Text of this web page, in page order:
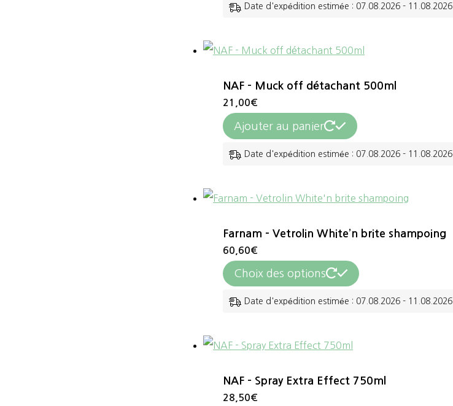
Date d'expédition estimée : 07.08.2026 - 11.08.2026
NAF – Muck off détachant 500ml
21,00€
Ajouter au panier
Date d'expédition estimée : 07.08.2026 - 11.08.2026
Farnam – Vetrolin White’n brite shampoing
60,60€
Choix des options
Ce
options
Date d'expédition estimée : 07.08.2026 - 11.08.2026
NAF – Spray Extra Effect 750ml
28,50€